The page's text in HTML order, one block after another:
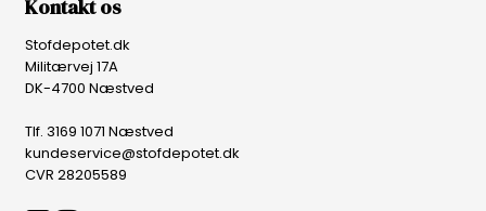
Kontakt os
Stofdepotet.dk
Militærvej 17A
DK-4700 Næstved
Tlf. 3169 1071 Næstved
kundeservice@stofdepotet.dk
CVR 28205589